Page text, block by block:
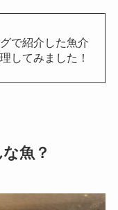
で紹介した魚介
してみました！
魚？